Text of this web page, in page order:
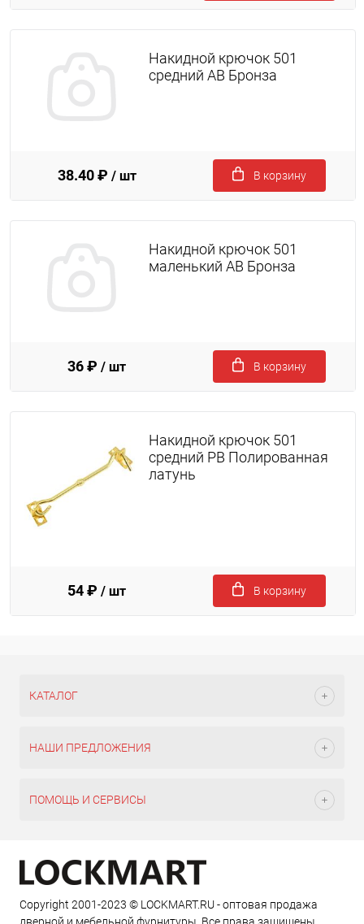
Накидной крючок 501
средний AB Бронза
38.40 ₽ / шт В корзину
Накидной крючок 501
маленький AB Бронза
36 ₽ / шт В корзину
Накидной крючок 501
средний PB Полированная
латунь
54 ₽ / шт В корзину
КАТАЛОГ
НАШИ ПРЕДЛОЖЕНИЯ
ПОМОЩЬ И СЕРВИСЫ
Copyright 2001-2023 © LOCKMART.RU - оптовая продажа